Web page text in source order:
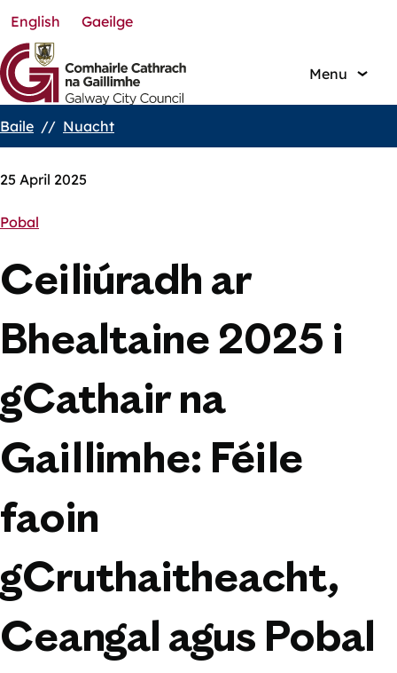
Skip
to
main
content
English Gaeilge
Menu
Breadcrumbs
Baile Nuacht
25 April 2025
Pobal
Ceiliúradh ar
Bhealtaine 2025 i
gCathair na
Gaillimhe: Féile
faoin
gCruthaitheacht,
Ceangal agus Pobal